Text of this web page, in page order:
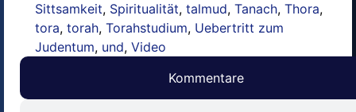
Sittsamkeit, Spiritualität, talmud, Tanach, Thora,
tora, torah, Torahstudium, Uebertritt zum
Judentum, und, Video
Kommentare